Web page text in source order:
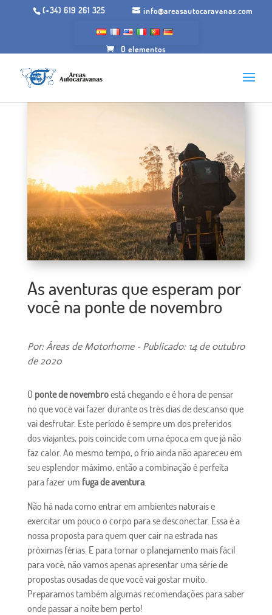
(+34) 619 261 325 info@areasautocaravanas.com
0 elementos
As aventuras que esperam por
você na ponte de novembro
Por: Áreas de Motorhome - Publicado: 14 de outubro
de 2020
O ponte de novembroestá chegando e é hora de pensar
no que você vai fazer durante os três dias de descanso que
vai desfrutar. Este período é sempre um dos preferidos
dos viajantes, pois coincide com uma época em que já não
faz calor. Ao mesmo tempo, o frio ainda não apareceu em
seu esplendor máximo, então a combinação é perfeita
para fazer um fuga de aventura.
Não há nada como entrar em ambientes naturais e
exercitar um pouco o corpo para se desconectar. Essa é a
nossa proposta para quem quer cair na estrada nas
próximas férias. E para tornar o planejamento mais fácil
para você, não vamos apenas apresentar uma série de
propostas ousadas de que você vai gostar muito.
Preparamos também algumas recomendações para saber
onde passar a noite bem perto!